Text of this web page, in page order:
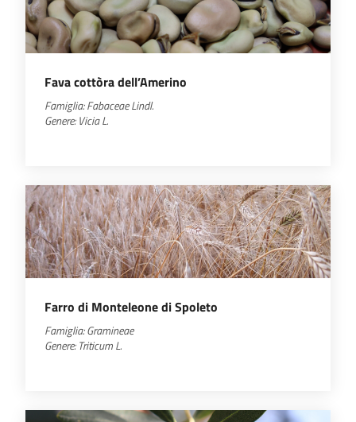
Fava cottòra dell’Amerino
Famiglia:FabaceaeLindl.
Genere:ViciaL.
Farro di Monteleone di Spoleto
Famiglia:Gramineae
Genere:TriticumL.